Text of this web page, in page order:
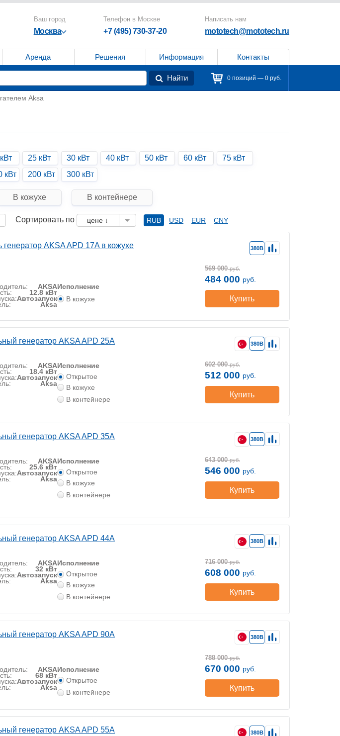
Ваш город
Москва
Телефон в Москве
+7 (495) 730-37-20
Написать нам
mototech@mototech.ru
Аренда Решения Информация Контакты
Найти 0 позиций — 0 руб.
Aksa
25 кВт 30 кВт 40 кВт 50 кВт 60 кВт
75 кВт
кВт 200 кВт 300 кВт
В кожухе В контейнере
Сортировать по цене ↓ RUB USD EUR CNY
генератор AKSA APD 17A в кожухе
AKSA
12.8 кВт
Автозапуск
Aksa
Исполнение
В кожухе
380В
569 000 руб.
484 000 руб.
Купить
генератор AKSA APD 25A
AKSA
18.4 кВт
Автозапуск
Aksa
Исполнение
Открытое
В кожухе
В контейнере
380В
602 000 руб.
512 000 руб.
Купить
генератор AKSA APD 35A
AKSA
25.6 кВт
Автозапуск
Aksa
Исполнение
Открытое
В кожухе
В контейнере
380В
643 000 руб.
546 000 руб.
Купить
генератор AKSA APD 44A
AKSA
32 кВт
Автозапуск
Aksa
Исполнение
Открытое
В кожухе
В контейнере
380В
716 000 руб.
608 000 руб.
Купить
генератор AKSA APD 90A
AKSA
68 кВт
Автозапуск
Aksa
Исполнение
Открытое
В контейнере
380В
788 000 руб.
670 000 руб.
Купить
генератор AKSA APD 55A 380В